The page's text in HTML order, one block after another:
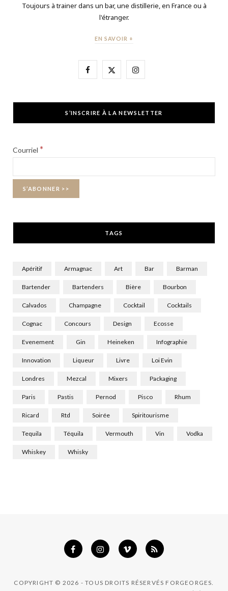
Toujours à trainer dans un bar, une distillerie, en France ou à
l'étranger.
EN SAVOIR +
F
e
X
w
I
t
S’INSCRIRE À LA NEWSLETTER
Courriel *
TAGS
Apéritif Armagnac Art Bar Barman
Bartender Bartenders Bière Bourbon
Calvados Champagne Cocktail Cocktails
Cognac Concours Design Ecosse
Evenement Gin Heineken Infographie
Innovation Liqueur Livre Loi Evin
Londres Mezcal Mixers Packaging
Paris Pastis Pernod Pisco Rhum
Ricard Rtd Soirée Spiritourisme
Tequila Téquila Vermouth Vin Vodka
Whiskey Whisky
COPYRIGHT © 2026 - TOUS DROITS RÉSERVÉS FORGEORGES.